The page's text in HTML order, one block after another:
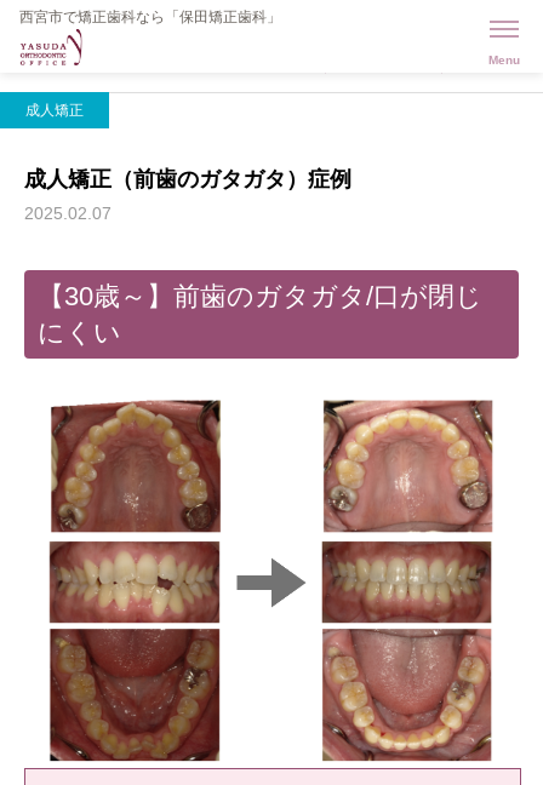
西宮市で矯正歯科なら「保田矯正歯科」
column
成人矯正
成人矯正（前歯のガタガタ）症例
2025.02.07
【30歳～】前歯のガタガタ/口が閉じ
にくい